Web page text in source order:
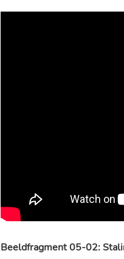
Beeldfragment 05-02: